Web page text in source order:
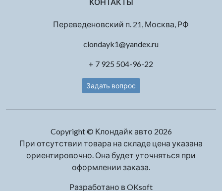
Переведеновский п. 21, Москва, РФ
clondayk1@yandex.ru
+ 7 925 504-96-22
Задать вопрос
Copyright © Клондайк авто 2026
При отсутствии товара на складе цена указана
ориентировочно. Она будет уточняться при
оформлении заказа.
Разработано в OKsoft